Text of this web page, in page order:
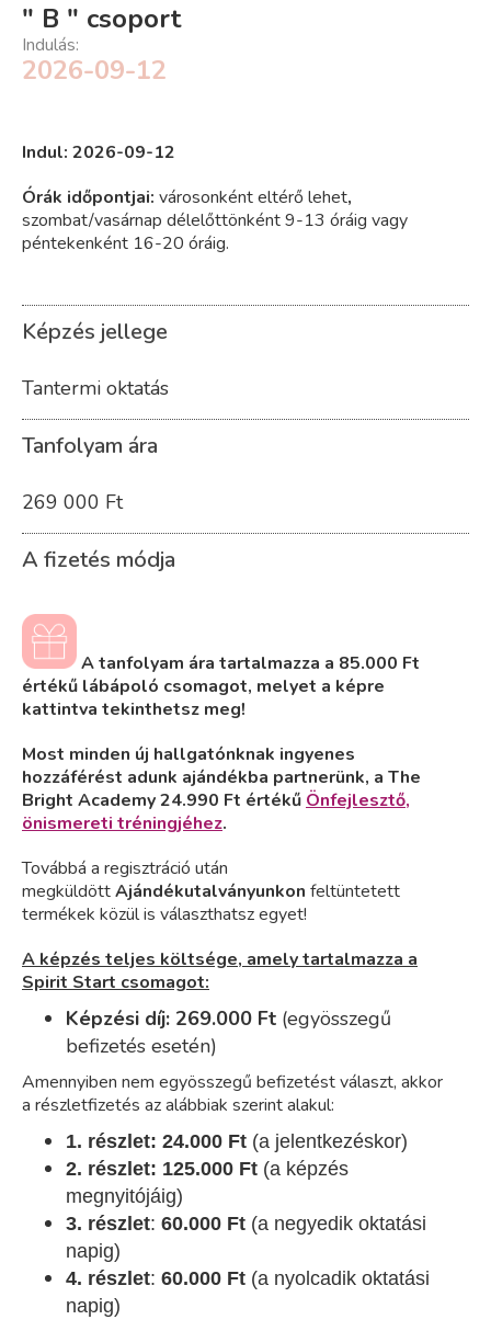
" B " csoport
Indulás:
2026-09-12
Indul: 2026-09-12
Órák időpontjai: városonként eltérő lehet,
szombat/vasárnap délelőttönként 9-13 óráig vagy
péntekenként 16-20 óráig.
Képzés jellege
Tantermi oktatás
Tanfolyam ára
269 000 Ft
A fizetés módja
A tanfolyam ára tartalmazza a 85.000 Ft
értékű lábápoló csomagot, melyet a képre
kattintva tekinthetsz meg!
Most minden új hallgatónknak ingyenes
hozzáférést adunk ajándékba partnerünk, a The
Bright Academy 24.990 Ft értékűÖnfejlesztő,
önismereti tréningjéhez.
Továbbá a regisztráció után
megküldöttAjándékutalványunkon feltüntetett
termékek közül is választhatsz egyet!
A képzés teljes költsége, amely tartalmazza a
Spirit Start csomagot:
Képzési díj: 269.000 Ft (egyösszegű
befizetés esetén)
Amennyiben nem egyösszegű befizetést választ, akkor
a részletfizetés az alábbiak szerint alakul:
1. részlet: 24.000 Ft (a jelentkezéskor)
2. részlet: 125.000 Ft (a képzés
megnyitójáig)
3. részlet: 60.000 Ft (a negyedik oktatási
napig)
4. részlet: 60.000 Ft (a nyolcadik oktatási
napig)